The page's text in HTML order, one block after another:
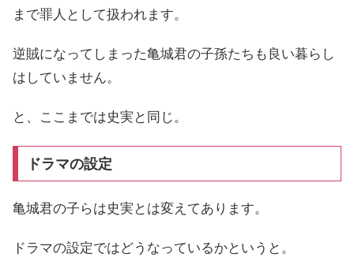
まで罪人として扱われます。
逆賊になってしまった亀城君の子孫たちも良い暮らし
はしていません。
と、ここまでは史実と同じ。
ドラマの設定
亀城君の子らは史実とは変えてあります。
ドラマの設定ではどうなっているかというと。